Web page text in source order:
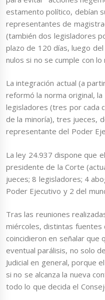
estamento político, debían
representantes de
(también dos legisladores
plazo de 120 días, luego
nulos si no se cumple con lo
La integración actual (a
reformó la norma original,
legisladores (tres por cada
de la minoría), tres jueces,
representante del Poder
La ley 24.937 dispone que
presidente de la Corte
jueces; 8 legisladores; 4
Poder Ejecutivo y 2 del
Tras las reuniones
miércoles, distintas fuentes
coincidieron en señalar que
eventual parálisis, no solo
Judicial en general, porque
si no se alcanza la nueva
todo lo que decida el